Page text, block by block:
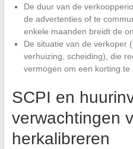
De duur van de
de advertenties of te
enkele maanden breidt de
De situatie van de verkoper
verhuizing, scheiding), die
vermogen om een korting te
SCPI en
verwachtingen
herkalibreren